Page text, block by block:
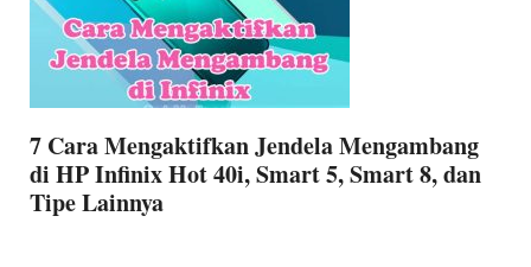
7 Cara Mengaktifkan Jendela Mengambang
di HP Infinix Hot 40i, Smart 5, Smart 8, dan
Tipe Lainnya